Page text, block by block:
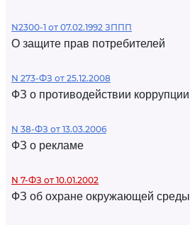
N2300-1 от 07.02.1992 ЗППП
О защите прав потребителей
N 273-ФЗ от 25.12.2008
ФЗ о противодействии коррупции
N 38-ФЗ от 13.03.2006
ФЗ о рекламе
N 7-ФЗ от 10.01.2002
ФЗ об охране окружающей среды